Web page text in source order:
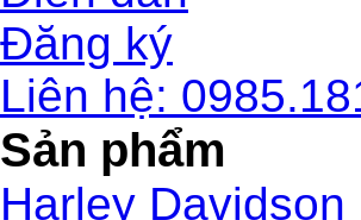
Đăng ký
Liên hệ:
Sản phẩm
Harley Davidson